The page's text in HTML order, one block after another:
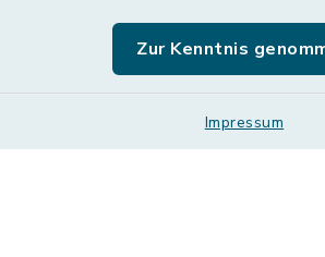
Zur Kenntnis
Impressum
Leichte Sprache
Sitemap